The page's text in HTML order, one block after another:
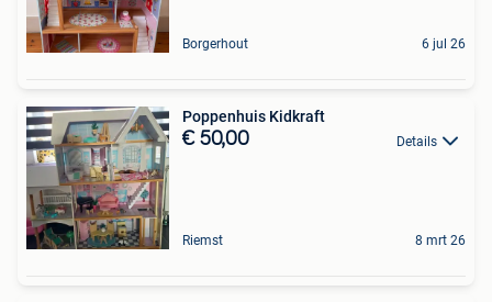
Borgerhout 6 jul 26
Poppenhuis Kidkraft
€ 50,00 Details
Riemst 8 mrt 26